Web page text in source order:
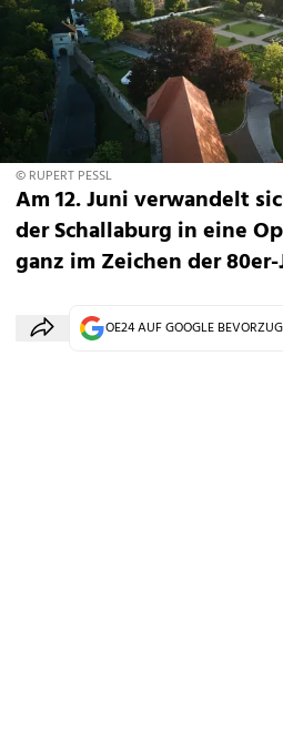
© RUPERT PESSL
Am 12. Juni verwandelt
der Schallaburg in eine
ganz im Zeichen der
OE24 AUF GOOGLE